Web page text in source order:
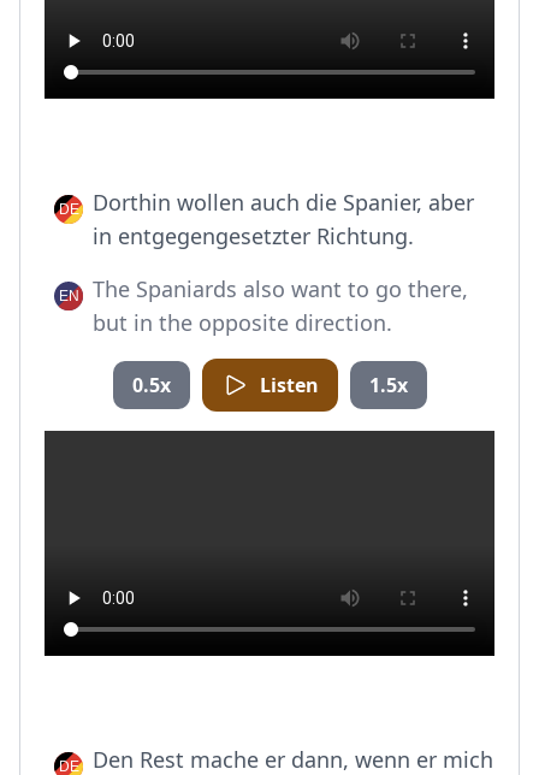
Dorthin wollen auch die Spanier, aber
in entgegengesetzter Richtung.
The Spaniards also want to go there,
but in the opposite direction.
0.5x Listen 1.5x
Den Rest mache er dann, wenn er mich